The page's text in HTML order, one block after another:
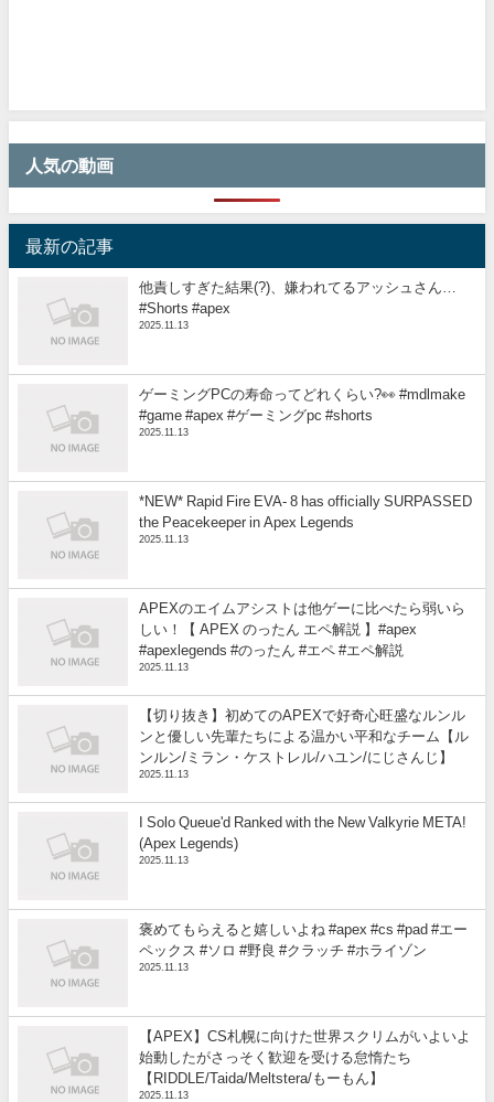
人気の動画
最新の記事
他責しすぎた結果(?)、嫌われてるアッシュさん…
#Shorts #apex
2025.11.13
ゲーミングPCの寿命ってどれくらい?👀 #mdlmake
#game #apex #ゲーミングpc #shorts
2025.11.13
*NEW* Rapid Fire EVA- 8 has officially SURPASSED
the Peacekeeper in Apex Legends
2025.11.13
APEXのエイムアシストは他ゲーに比べたら弱いら
しい！【 APEX のったん エペ解説 】#apex
#apexlegends #のったん #エペ #エペ解説
2025.11.13
【切り抜き】初めてのAPEXで好奇心旺盛なルンル
ンと優しい先輩たちによる温かい平和なチーム【ル
ンルン/ミラン・ケストレル/ハユン/にじさんじ】
2025.11.13
I Solo Queue'd Ranked with the New Valkyrie META!
(Apex Legends)
2025.11.13
褒めてもらえると嬉しいよね #apex #cs #pad #エー
ペックス #ソロ #野良 #クラッチ #ホライゾン
2025.11.13
【APEX】CS札幌に向けた世界スクリムがいよいよ
始動したがさっそく歓迎を受ける怠惰たち
【RIDDLE/Taida/Meltstera/もーもん】
2025.11.13